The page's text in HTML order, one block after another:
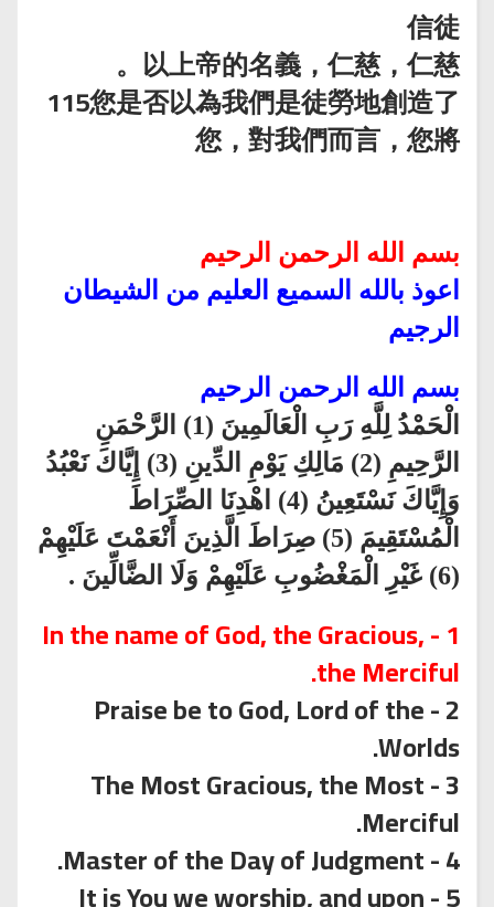
信徒
以上帝的名義，仁慈，仁慈。
115您是否以為我們是徒勞地創造了
您，對我們而言，您將
بسم الله الرحمن الرحيم
اعوذ بالله السميع العليم من الشيطان
الرجيم
بسم الله الرحمن الرحيم
الْحَمْدُ لِلَّهِ رَبِ الْعَالَمِينَ (1) الرَّحْمَنِ
الرَّحِيمِ (2) مَالِكِ يَوْمِ الدِّينِ (3) إِيَّاكَ نَعْبُدُ
وَإِيَّاكَ نَسْتَعِينُ (4) اهْدِنَا الصِّرَاطَ
الْمُسْتَقِيمَ (5) صِرَاطَ الَّذِينَ أَنْعَمْتَ عَلَيْهِمْ
(6) غَيْرِ الْمَغْضُوبِ عَلَيْهِمْ وَلَا الضَّالِّينَ .
1 - In the name of God, the Gracious,
the Merciful.
2 - Praise be to God, Lord of the
Worlds.
3 - The Most Gracious, the Most
Merciful.
4 - Master of the Day of Judgment.